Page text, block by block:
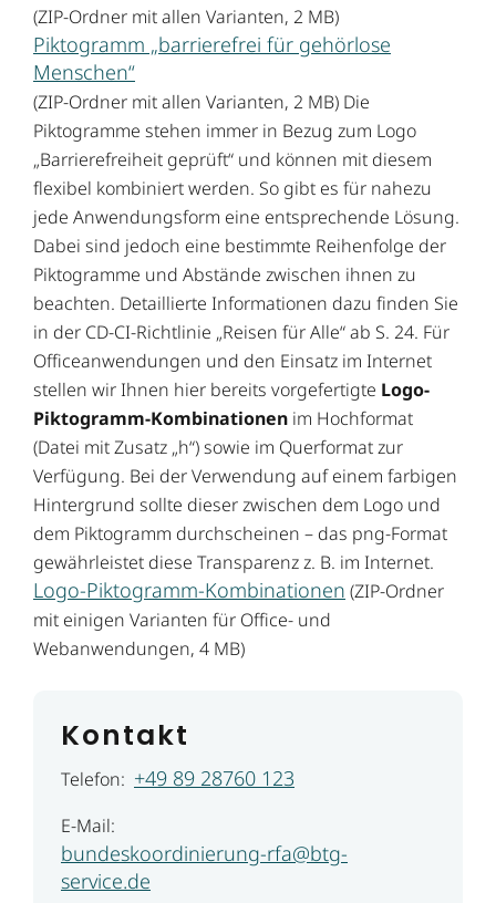
(ZIP-Ordner mit allen Varianten, 2 MB)
Piktogramm „barrierefrei für gehörlose
Menschen“
(ZIP-Ordner mit allen Varianten, 2 MB) Die
Piktogramme stehen immer in Bezug zum Logo
„Barrierefreiheit geprüft“ und können mit diesem
flexibel kombiniert werden. So gibt es für nahezu
jede Anwendungsform eine entsprechende Lösung.
Dabei sind jedoch eine bestimmte Reihenfolge der
Piktogramme und Abstände zwischen ihnen zu
beachten. Detaillierte Informationen dazu finden Sie
in der CD-CI-Richtlinie „Reisen für Alle“ ab S. 24. Für
Officeanwendungen und den Einsatz im Internet
stellen wir Ihnen hier bereits vorgefertigte Logo-
Piktogramm-Kombinationen im Hochformat
(Datei mit Zusatz „h“) sowie im Querformat zur
Verfügung. Bei der Verwendung auf einem farbigen
Hintergrund sollte dieser zwischen dem Logo und
dem Piktogramm durchscheinen – das png-Format
gewährleistet diese Transparenz z. B. im Internet.
Logo-Piktogramm-Kombinationen (ZIP-Ordner
mit einigen Varianten für Office- und
Webanwendungen, 4 MB)
Kontakt
Telefon: +49 89 28760 123
E-Mail:
bundeskoordinierung-rfa@btg-
service.de